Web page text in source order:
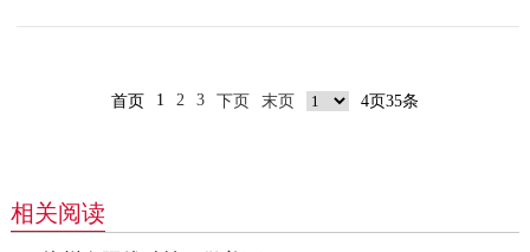
首页 1 2 3 下页 末页 4页35条
相关阅读